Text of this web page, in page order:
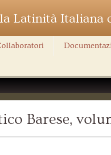
Latinità Italiana
Barese,